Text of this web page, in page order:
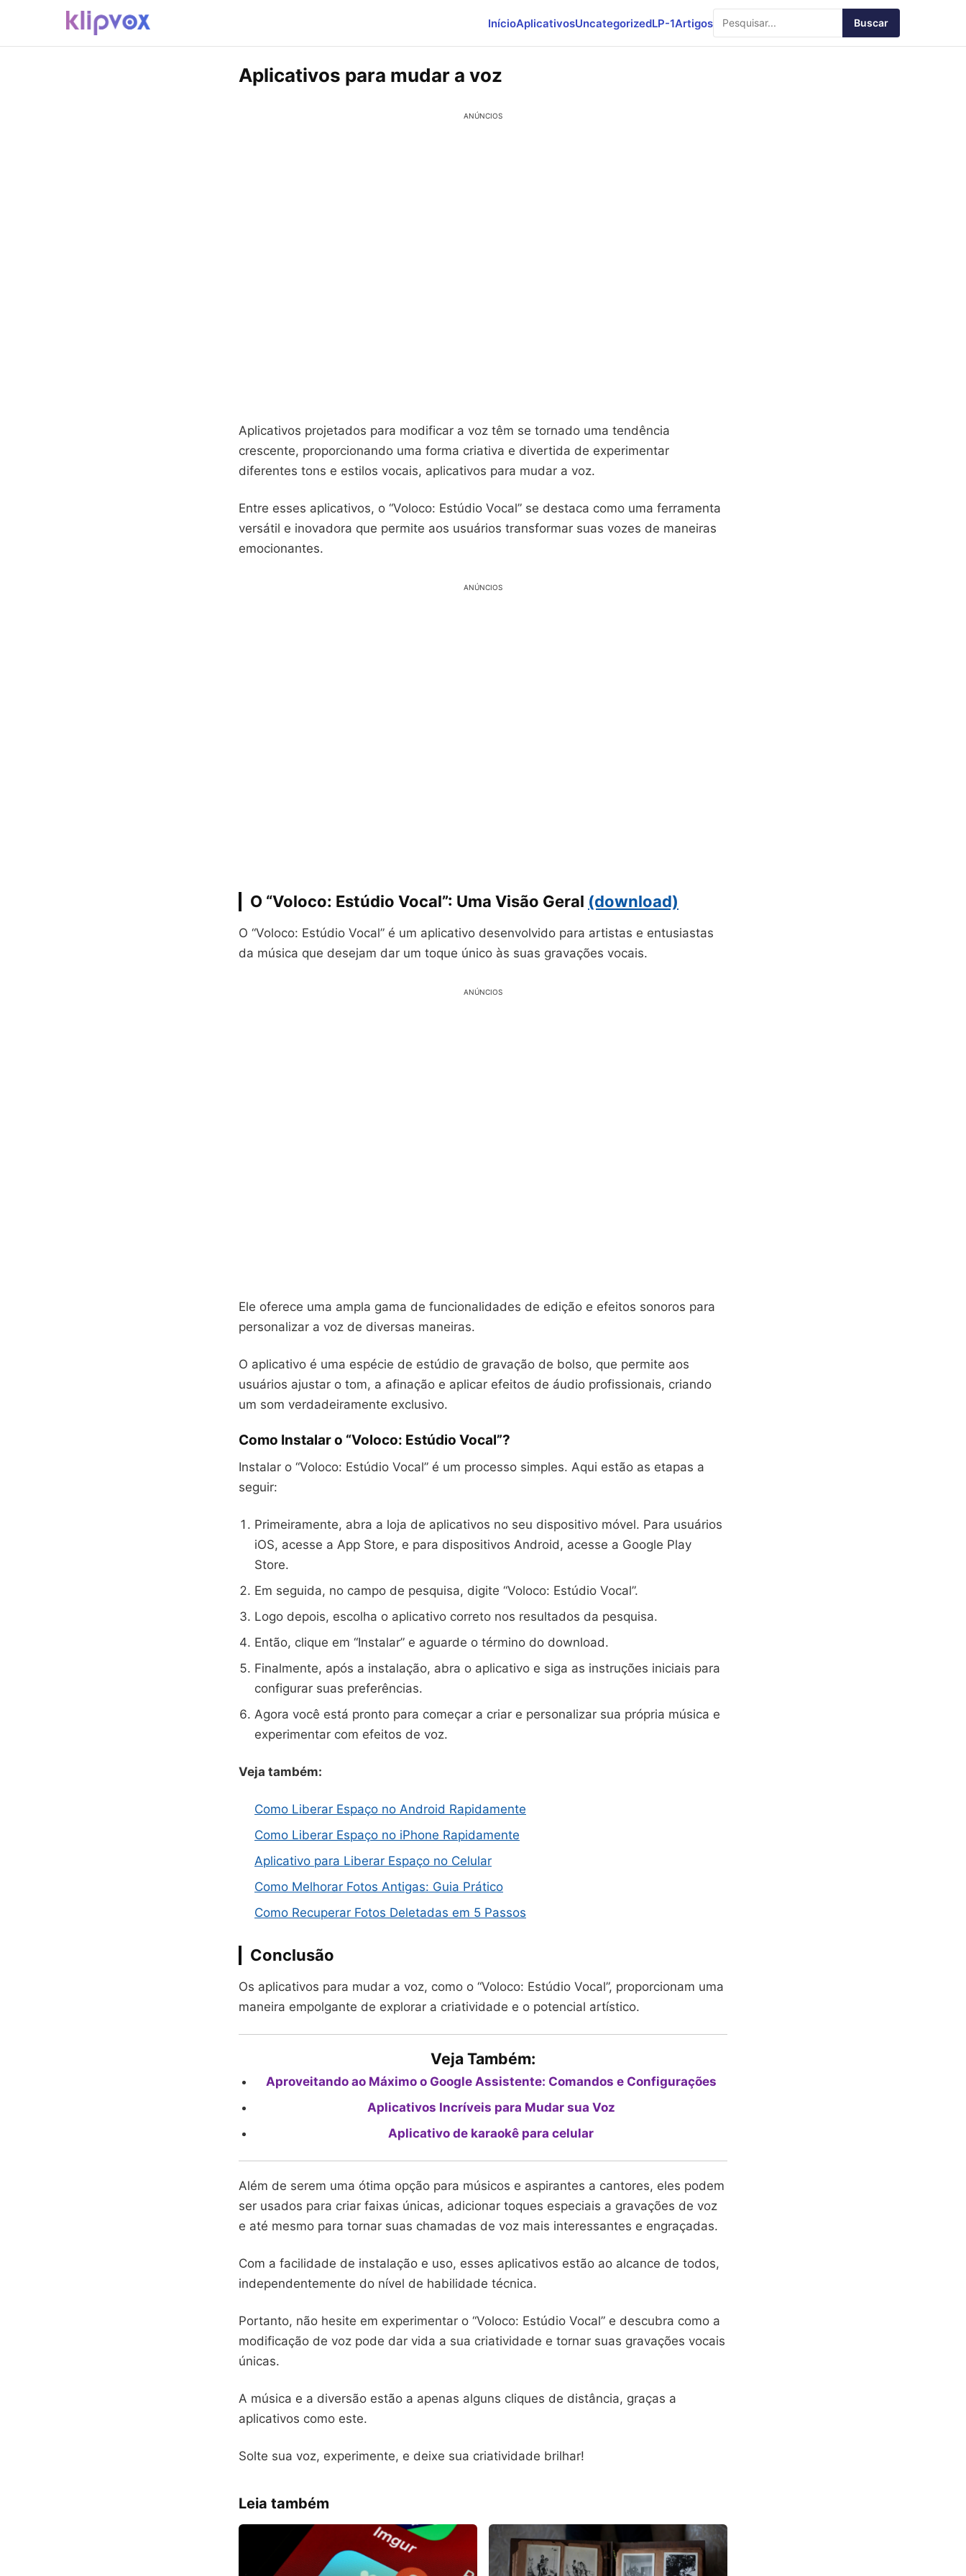
InícioAplicativosUncategorizedLP-1Artigos Buscar
Aplicativos para mudar a voz
ANÚNCIOS
Aplicativos projetados para modificar a voz têm se tornado uma tendência
crescente, proporcionando uma forma criativa e divertida de experimentar
diferentes tons e estilos vocais, aplicativos para mudar a voz.
Entre esses aplicativos, o “Voloco: Estúdio Vocal” se destaca como uma ferramenta
versátil e inovadora que permite aos usuários transformar suas vozes de maneiras
emocionantes.
ANÚNCIOS
O “Voloco: Estúdio Vocal”: Uma Visão Geral (download)
O “Voloco: Estúdio Vocal” é um aplicativo desenvolvido para artistas e entusiastas
da música que desejam dar um toque único às suas gravações vocais.
ANÚNCIOS
Ele oferece uma ampla gama de funcionalidades de edição e efeitos sonoros para
personalizar a voz de diversas maneiras.
O aplicativo é uma espécie de estúdio de gravação de bolso, que permite aos
usuários ajustar o tom, a afinação e aplicar efeitos de áudio profissionais, criando
um som verdadeiramente exclusivo.
Como Instalar o “Voloco: Estúdio Vocal”?
Instalar o “Voloco: Estúdio Vocal” é um processo simples. Aqui estão as etapas a
seguir:
Primeiramente, abra a loja de aplicativos no seu dispositivo móvel. Para usuários
iOS, acesse a App Store, e para dispositivos Android, acesse a Google Play
Store.
Em seguida, no campo de pesquisa, digite “Voloco: Estúdio Vocal”.
Logo depois, escolha o aplicativo correto nos resultados da pesquisa.
Então, clique em “Instalar” e aguarde o término do download.
Finalmente, após a instalação, abra o aplicativo e siga as instruções iniciais para
configurar suas preferências.
Agora você está pronto para começar a criar e personalizar sua própria música e
experimentar com efeitos de voz.
Veja também:
Como Liberar Espaço no Android Rapidamente
Como Liberar Espaço no iPhone Rapidamente
Aplicativo para Liberar Espaço no Celular
Como Melhorar Fotos Antigas: Guia Prático
Como Recuperar Fotos Deletadas em 5 Passos
Conclusão
Os aplicativos para mudar a voz, como o “Voloco: Estúdio Vocal”, proporcionam uma
maneira empolgante de explorar a criatividade e o potencial artístico.
Veja Também:
Aproveitando ao Máximo o Google Assistente: Comandos e Configurações
Aplicativos Incríveis para Mudar sua Voz
Aplicativo de karaokê para celular
Além de serem uma ótima opção para músicos e aspirantes a cantores, eles podem
ser usados para criar faixas únicas, adicionar toques especiais a gravações de voz
e até mesmo para tornar suas chamadas de voz mais interessantes e engraçadas.
Com a facilidade de instalação e uso, esses aplicativos estão ao alcance de todos,
independentemente do nível de habilidade técnica.
Portanto, não hesite em experimentar o “Voloco: Estúdio Vocal” e descubra como a
modificação de voz pode dar vida a sua criatividade e tornar suas gravações vocais
únicas.
A música e a diversão estão a apenas alguns cliques de distância, graças a
aplicativos como este.
Solte sua voz, experimente, e deixe sua criatividade brilhar!
Leia também